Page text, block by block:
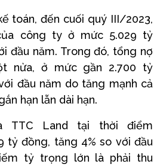
toán, đến cuối quý III/2023,
công ty ở mức 5.029 tỷ
đầu năm. Trong đó, tổng nợ
nửa, ở mức gần 2.700 tỷ
đầu năm do tăng mạnh cả
hạn lẫn dài hạn.
TTC Land tại thời điểm
tỷ đồng, tăng 4% so với đầu
tỷ trọng lớn là phải thu